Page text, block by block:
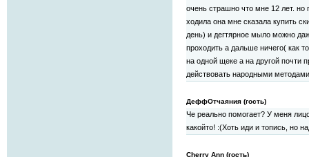
очень страшно что мне 12 лет.
ходила она мне сказала купить
день) и дегтярное мыло можно
проходить а дальше ничего( как
на одной щеке а на другой
действовать народными
ДеффОтчаяния (гость)
Че реально помогает? У меня
какойто! :(Хоть иди и топись, но
Cherry Ann (гость)